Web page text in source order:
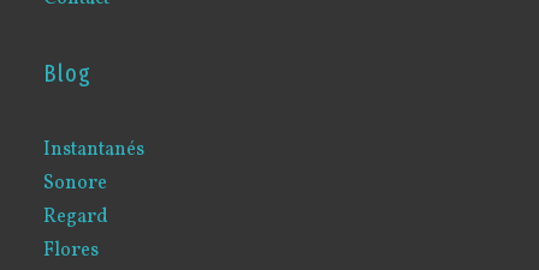
Blog
Instantanés
Sonore
Regard
Flores